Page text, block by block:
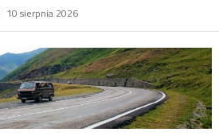
10 sierpnia 2026